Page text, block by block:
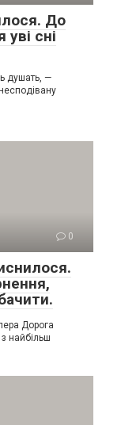
До
сні
душать, —
0
Дорога
найбільш